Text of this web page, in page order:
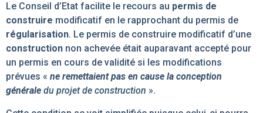
Le Conseil d’Etat facilite le recours au permis de
construire modificatif en le rapprochant du permis de
régularisation. Le permis de construire modificatif d’une
construction non achevée était auparavant accepté pour
un permis en cours de validité si les modifications
prévues « ne remettaient pas en cause la conception
générale du projet de construction ».